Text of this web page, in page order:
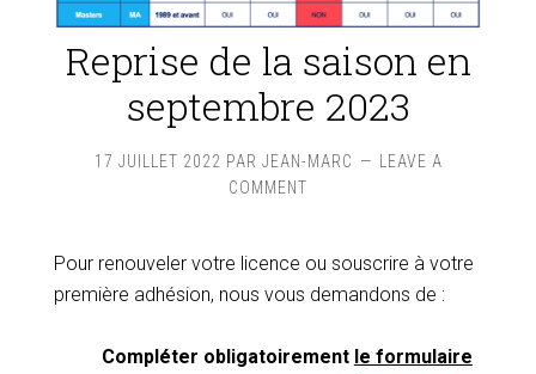
Reprise de la saison en
septembre 2023
17 JUILLET 2022 PAR JEAN-MARC
LEAVE A
COMMENT
Pour renouveler votre licence ou souscrire à votre
première adhésion, nous vous demandons de :
Compléter obligatoirement le formulaire